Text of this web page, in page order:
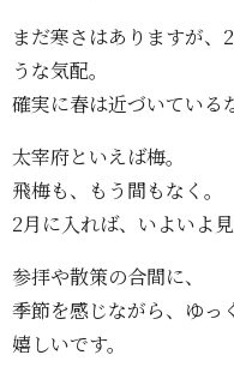
まだ寒さはありますが、
うな気配。
確実に春は近づいている
太宰府といえば梅。
飛梅も、もう間もなく。
2月に入れば、いよいよ
参拝や散策の合間に、
季節を感じながら、ゆっ
嬉しいです。